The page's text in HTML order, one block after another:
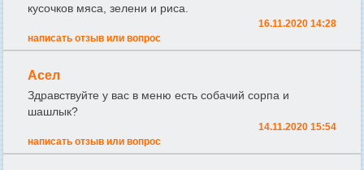
кусочков мяса, зелени и риса.
16.11.2020 14:28
написать отзыв или вопрос
Асел
Здравствуйте у вас в меню есть собачий сорпа и
шашлык?
14.11.2020 15:54
написать отзыв или вопрос